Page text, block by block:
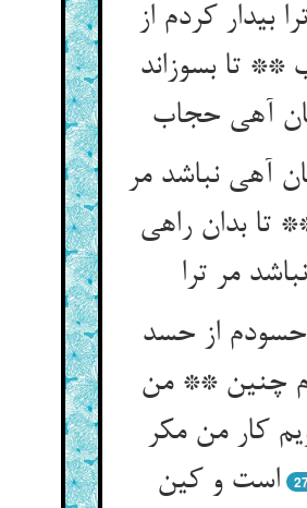
بیدار کردم از
** تا بسوزاند
آهی حجاب‏
آهی نباشد مر
تا بدان راهی
نباشد مر ترا
از حسد
چنین ** من
کار من مکر
است و کین‏